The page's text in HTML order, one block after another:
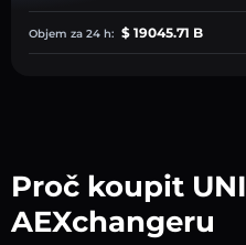
Objem za 24 h: $ 19045.71 B
Proč koupit
AEXchangeru